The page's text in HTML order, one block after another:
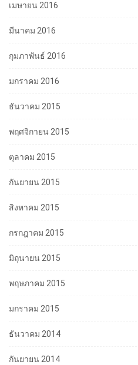
เมษายน 2016
มีนาคม 2016
กุมภาพันธ์ 2016
มกราคม 2016
ธันวาคม 2015
พฤศจิกายน 2015
ตุลาคม 2015
กันยายน 2015
สิงหาคม 2015
กรกฎาคม 2015
มิถุนายน 2015
พฤษภาคม 2015
มกราคม 2015
ธันวาคม 2014
กันยายน 2014